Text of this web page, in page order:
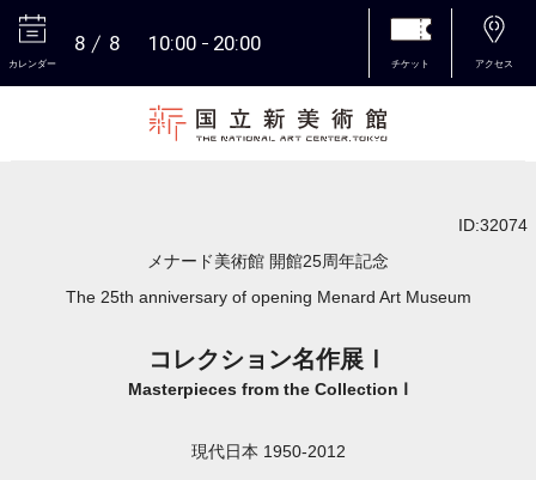
カレンダー
8 8 10:00 20:00
チケット アクセス
ID:32074
メナード美術館 開館25周年記念
The 25th anniversary of opening Menard Art Museum
コレクション名作展Ⅰ
Masterpieces from the Collection Ⅰ
現代日本 1950-2012